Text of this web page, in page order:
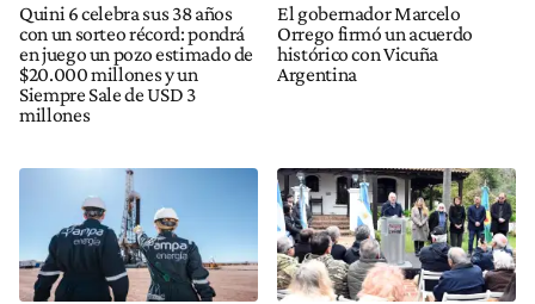
Quini 6 celebra sus 38 años
con un sorteo récord: pondrá
en juego un pozo estimado de
$20.000 millones y un
Siempre Sale de USD 3
millones
El gobernador Marcelo
Orrego firmó un acuerdo
histórico con Vicuña
Argentina